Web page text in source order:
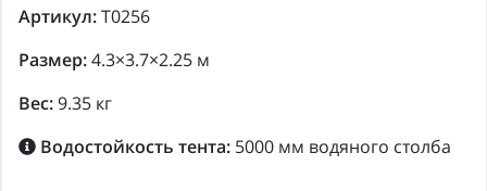
Артикул:T0256
Размер:4.3×3.7×2.25 м
Вес:9.35 кг
Водостойкость тента: 5000 мм водяного столба